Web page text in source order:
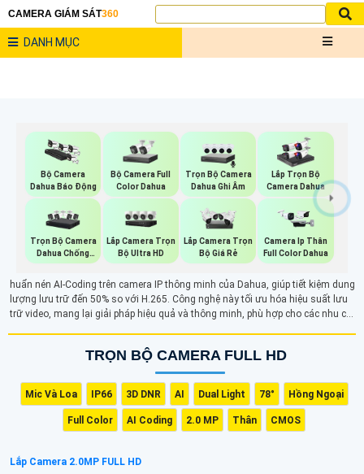
CAMERA GIÁM SÁT360
DANH MỤC
Bộ Camera
Dahua Báo Động
Bộ Camera Full
Color Dahua
Trọn Bộ Camera
Dahua Ghi Âm
Lắp Trọn Bộ
Camera Dahua
Trọn Bộ Camera
Dahua Chống
Trộm
Lắp Camera Trọn
Bộ Ultra HD
Lắp Camera Trọn
Bộ Giá Rẻ
Camera Ip Thân
Full Color Dahua
huẩn nén AI-Coding trên camera IP thông minh của Dahua, giúp tiết kiệm dung
lượng lưu trữ đến 50% so với H.265. Công nghệ này tối ưu hóa hiệu suất lưu
trữ video, mang lại giải pháp hiệu quả và thông minh, phù hợp cho các nhu cầu
TRỌN BỘ CAMERA FULL HD
Mic Và Loa IP66 3D DNR AI Dual Light 78° Hồng Ngoại
Full Color AI Coding 2.0 MP Thân CMOS
Lắp Camera 2.0MP FULL HD